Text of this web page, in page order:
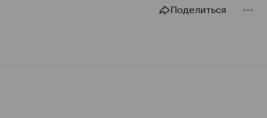
Поделиться